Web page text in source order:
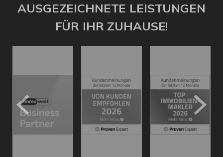
AUSGEZEICHNETE LEISTUNGEN
FÜR IHR ZUHAUSE!